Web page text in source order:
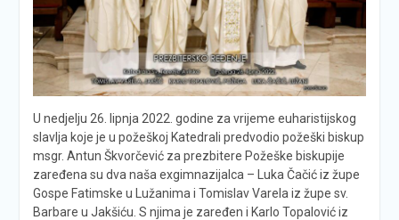
U nedjelju 26. lipnja 2022. godine za vrijeme euharistijskog
slavlja koje je u požeškoj Katedrali predvodio požeški biskup
msgr. Antun Škvorčević za prezbitere Požeške biskupije
zaređena su dva naša exgimnazijalca – Luka Čačić iz župe
Gospe Fatimske u Lužanima i Tomislav Varela iz župe sv.
Barbare u Jakšiću. S njima je zaređen i Karlo Topalović iz